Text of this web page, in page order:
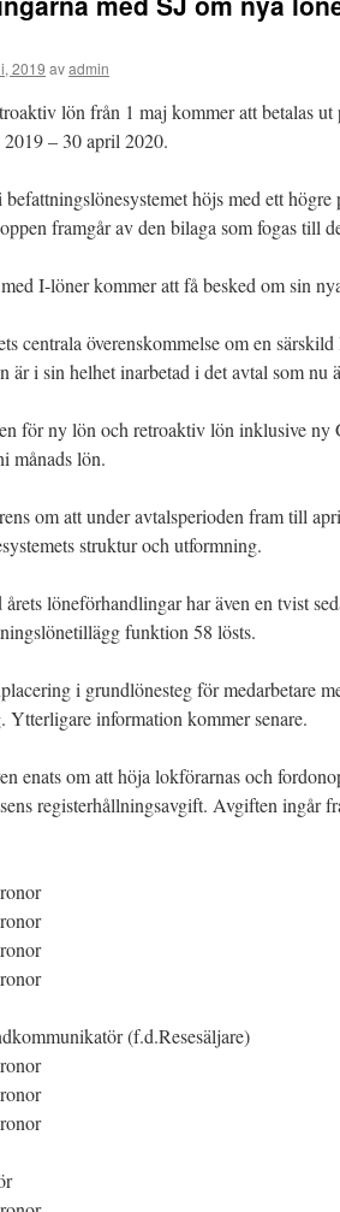
2019 avadmin
lön från 1 maj kommer att betalas
– 30 april 2020.
befattningslönesystemet höjs med ett
framgår av den bilaga som fogas till
I-löner kommer att få besked om sin
centrala överenskommelse om en
är i sin helhet inarbetad i det avtal som nu
för ny lön och retroaktiv lön inklusive
månads lön.
om att under avtalsperioden fram till
struktur och utformning.
årets löneförhandlingar har även en tvist
funktion 58 lösts.
i grundlönesteg för medarbetare
information kommer senare.
enats om att höja lokförarnas och
registerhållningsavgift. Avgiften ingår
(f.d.Resesäljare)